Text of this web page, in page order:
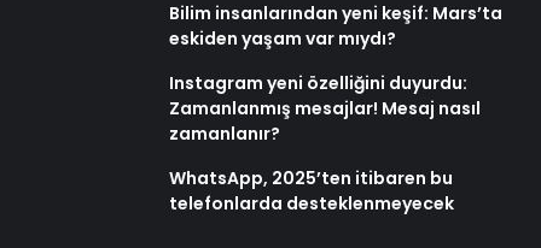
Bilim insanlarından yeni keşif: Mars’ta
eskiden yaşam var mıydı?
Instagram yeni özelliğini duyurdu:
Zamanlanmış mesajlar! Mesaj nasıl
zamanlanır?
WhatsApp, 2025’ten itibaren bu
telefonlarda desteklenmeyecek